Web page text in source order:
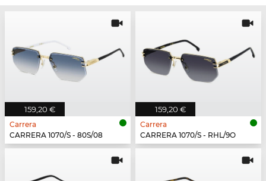
159,20 €
Carrera
CARRERA 1070/S - 80S/08
159,20 €
Carrera
CARRERA 1070/S - RHL/9O